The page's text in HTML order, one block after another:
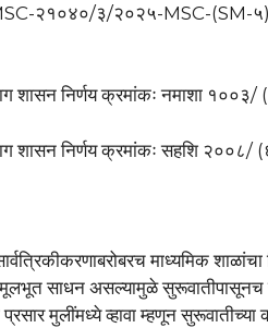
२१०४०/३/२०२५-MSC-(SM-५)
शासन निर्णय क्रमांकः नमाशा
शासन निर्णय क्रमांकः सहशि
माध्यमिक
मूलभूत साधन असल्यामुळे सुरूवातीपासूनच
प्रसार मुलींमध्ये व्हावा म्हणून